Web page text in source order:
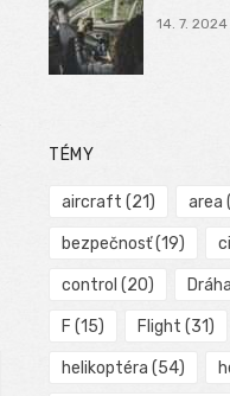
14. 7. 2024
TÉMY
aircraft (21) area
bezpečnosť(19)
control (20) Dráha
F (15) Flight (31)
helikoptéra (54)